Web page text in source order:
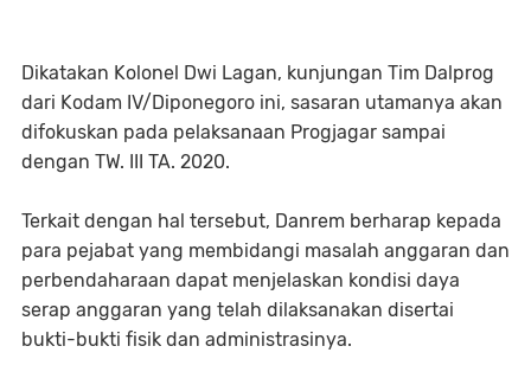
Dikatakan Kolonel Dwi Lagan, kunjungan Tim Dalprog
dari Kodam IV/Diponegoro ini, sasaran utamanya akan
difokuskan pada pelaksanaan Progjagar sampai
dengan TW. III TA. 2020.
Terkait dengan hal tersebut, Danrem berharap kepada
para pejabat yang membidangi masalah anggaran dan
perbendaharaan dapat menjelaskan kondisi daya
serap anggaran yang telah dilaksanakan disertai
bukti-bukti fisik dan administrasinya.